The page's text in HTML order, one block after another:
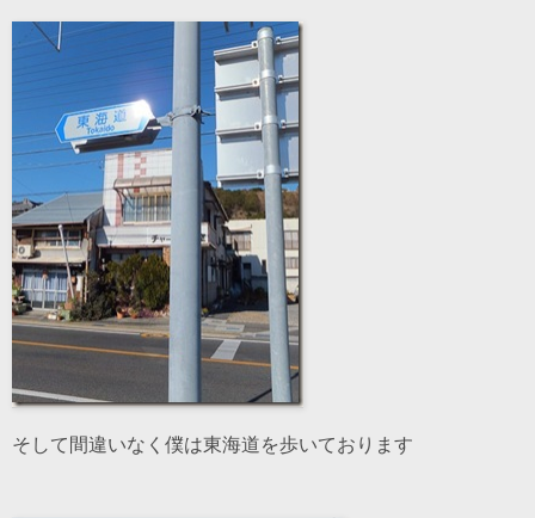
そして間違いなく僕は東海道を歩いております